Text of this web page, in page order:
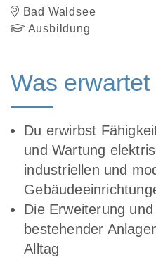
Bad Waldsee
Ausbildung
Was
Du erwirbst
und Wartung
industriellen und
Die Erweiterung
bestehender
Alltag